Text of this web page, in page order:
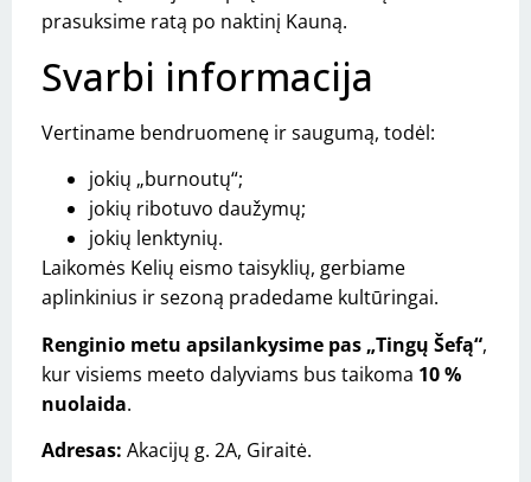
prasuksime ratą po naktinį Kauną.
Svarbi informacija
Vertiname bendruomenę ir saugumą, todėl:
jokių „burnoutų“;
jokių ribotuvo daužymų;
jokių lenktynių.
Laikomės Kelių eismo taisyklių, gerbiame
aplinkinius ir sezoną pradedame kultūringai.
Renginio metu apsilankysime pas „Tingų Šefą“,
kur visiems meeto dalyviams bus taikoma 10 %
nuolaida.
Adresas: Akacijų g. 2A, Giraitė.